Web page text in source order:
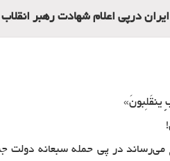
درپی اعلام شهادت رهبر انقلاب
ینقَلِبونَ»
می‌رساند در پی حمله سبعانه